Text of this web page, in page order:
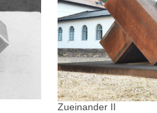
Zueinander II